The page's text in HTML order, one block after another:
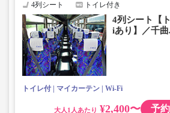
・車内トイレ完備で長旅でも安心。※
す。
・フリーWi-Fiが利用可能。※車両によ
・車内は常時換気し、清掃・除菌を徹底
4列シート トイレ付き
4列シート【
iあり】／千
トイレ付 マイカーテン Wi-Fi
大人 ¥2,400〜 予